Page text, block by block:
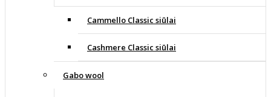
Cammello Classic siūlai
Cashmere Classic siūlai
Gabo wool